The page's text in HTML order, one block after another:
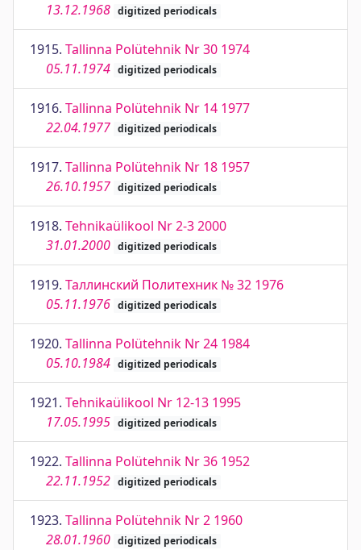
13.12.1968 digitized periodicals
1915. Tallinna Polütehnik Nr 30 1974
05.11.1974 digitized periodicals
1916. Tallinna Polütehnik Nr 14 1977
22.04.1977 digitized periodicals
1917. Tallinna Polütehnik Nr 18 1957
26.10.1957 digitized periodicals
1918. Tehnikaülikool Nr 2-3 2000
31.01.2000 digitized periodicals
1919. Таллинский Политехник № 32 1976
05.11.1976 digitized periodicals
1920. Tallinna Polütehnik Nr 24 1984
05.10.1984 digitized periodicals
1921. Tehnikaülikool Nr 12-13 1995
17.05.1995 digitized periodicals
1922. Tallinna Polütehnik Nr 36 1952
22.11.1952 digitized periodicals
1923. Tallinna Polütehnik Nr 2 1960
28.01.1960 digitized periodicals